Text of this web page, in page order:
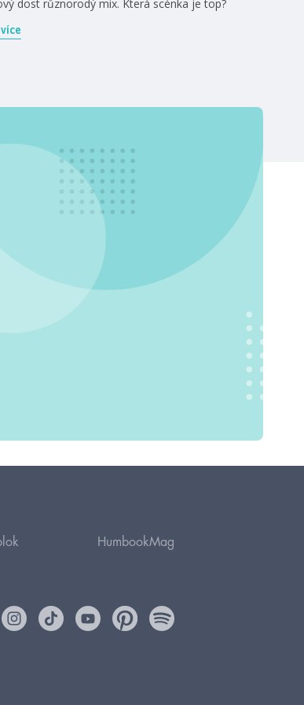
dost různorodý mix. Která scénka je top?
HumbookMag